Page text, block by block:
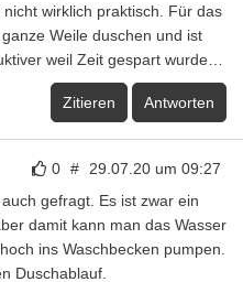
wirklich praktisch. Für das
Weile duschen und ist
weil Zeit gespart wurde…
Zitieren Antworten
0 # 29.07.20 um 09:27
gefragt. Es ist zwar ein
damit kann man das Wasser
ins Waschbecken pumpen.
Duschablauf.